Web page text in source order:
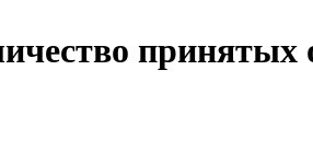
принятых